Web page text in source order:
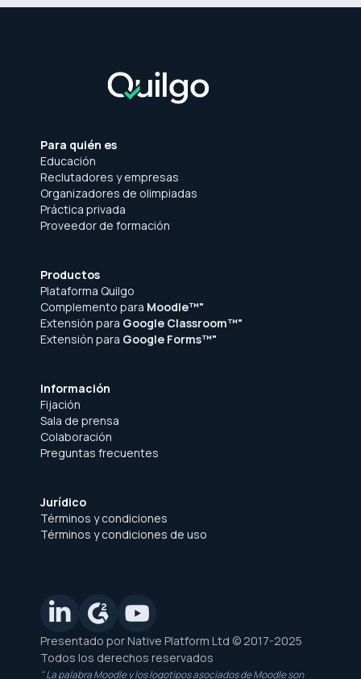
Para quién es
Educación
Reclutadores y empresas
Organizadores de olimpiadas
Práctica privada
Proveedor de formación
Productos
Plataforma Quilgo
Complemento para Moodle™"
Extensión para Google Classroom™"
Extensión para Google Forms™"
Información
Fijación
Sala de prensa
Colaboración
Preguntas frecuentes
Jurídico
Términos y condiciones
Términos y condiciones de uso
Presentado por Native Platform Ltd © 2017-2025
Todos los derechos reservados
" La palabra Moodle y los logotipos asociados de Moodle son